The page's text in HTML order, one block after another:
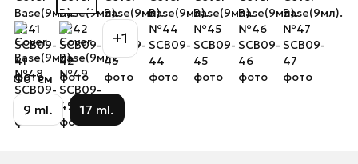
+1
Об`єм
9 ml. 17 ml.